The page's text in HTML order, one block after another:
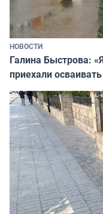
НОВОСТИ
Галина Быстрова:
приехали